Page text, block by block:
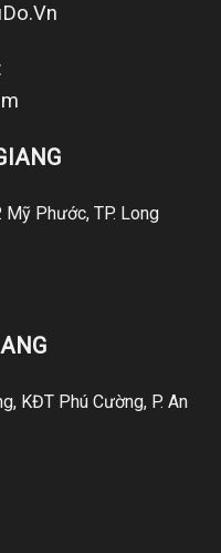
Phước, TP. Long
KĐT Phú Cường, P. An